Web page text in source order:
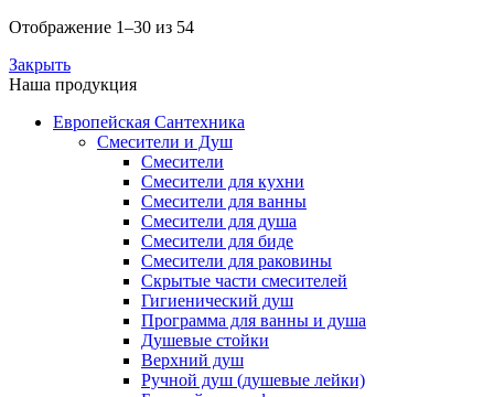
Отображение 1–30 из 54
Закрыть
Наша продукция
Европейская Сантехника
Смесители и Душ
Смесители
Смесители для кухни
Смесители для ванны
Смесители для душа
Смесители для биде
Смесители для раковины
Скрытые части смесителей
Гигиенический душ
Программа для ванны и душа
Душевые стойки
Верхний душ
Ручной душ (душевые лейки)